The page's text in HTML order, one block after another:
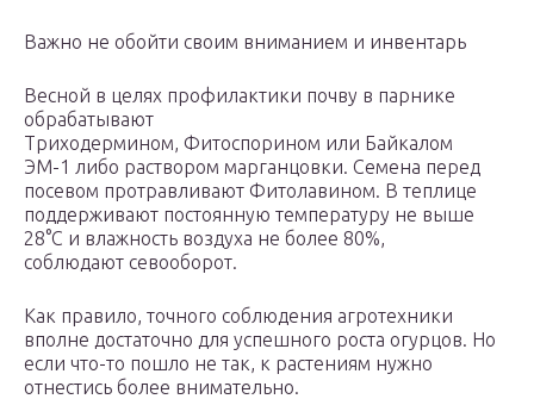
Важно не обойти своим вниманием и инвентарь
Весной в целях профилактики почву в парнике
обрабатывают
Триходермином, Фитоспорином или Байкалом
ЭМ-1 либо раствором марганцовки. Семена перед
посевом протравливают Фитолавином. В теплице
поддерживают постоянную температуру не выше
28°C и влажность воздуха не более 80%,
соблюдают севооборот.
Как правило, точного соблюдения агротехники
вполне достаточно для успешного роста огурцов. Но
если что-то пошло не так, к растениям нужно
отнестись более внимательно.